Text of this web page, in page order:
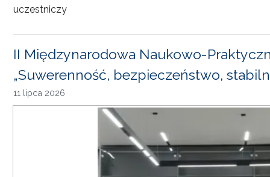
uczestniczy
II Międzynarodowa Naukowo-
„Suwerenność, bezpieczeństwo,
11 lipca 2026